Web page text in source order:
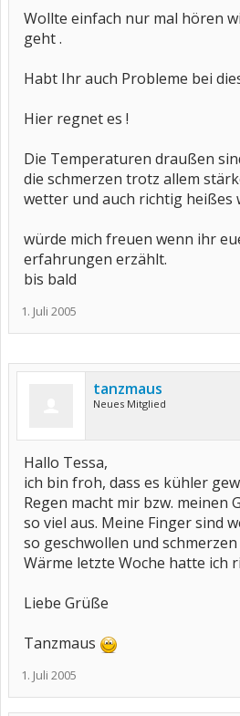
Wollte einfach nur mal hören
geht .
Habt Ihr auch Probleme bei
Hier regnet es !
Die Temperaturen draußen
die schmerzen trotz allem
wetter und auch richtig heißes
würde mich freuen wenn ihr
erfahrungen erzählt.
bis bald
1. Juli 2005
tanzmaus
Neues Mitglied
Hallo Tessa,
ich bin froh, dass es kühler
Regen macht mir bzw. meinen
so viel aus. Meine Finger sind
so geschwollen und
Wärme letzte Woche hatte ich
Liebe Grüße
Tanzmaus
1. Juli 2005